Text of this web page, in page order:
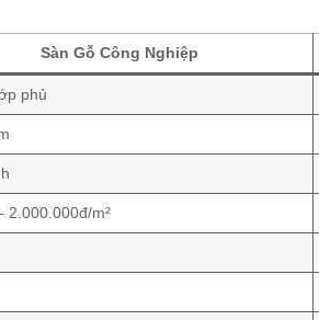
Sàn Gỗ Công Nghiệp
phủ
2.000.000đ/m²